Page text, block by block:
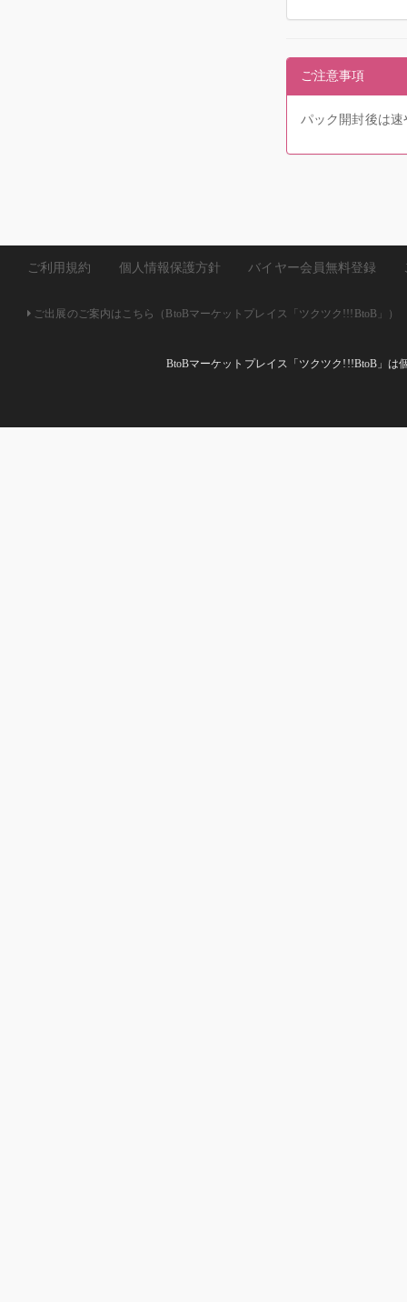
ご注意事項
パック開封後は
ご利用規約 個人情報保護方針 バイヤー会員無料登録
ご出展のご案内はこちら（BtoBマーケットプレイス「ツクツク!!!BtoB」）
BtoBマーケットプレイス「ツクツク!!!BtoB」は